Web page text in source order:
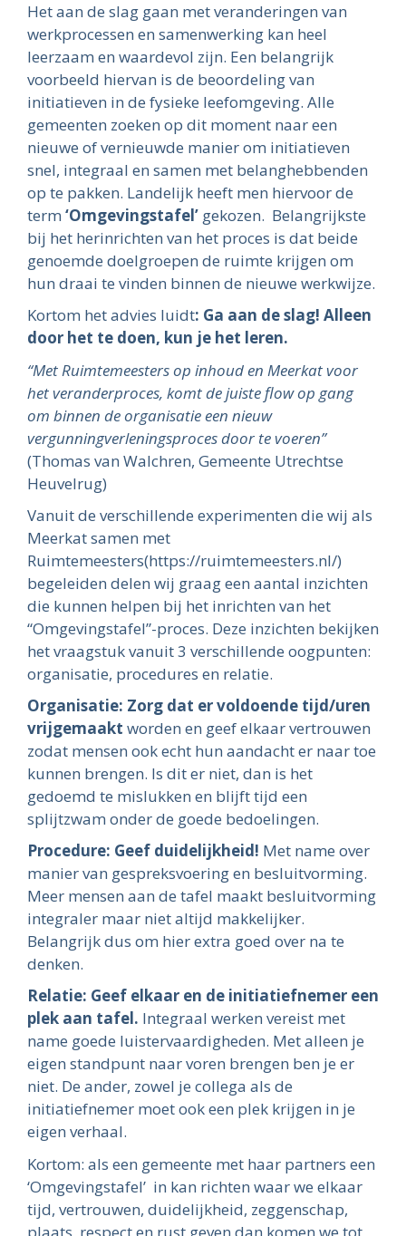
Het aan de slag gaan met veranderingen van
werkprocessen en samenwerking kan heel
leerzaam en waardevol zijn. Een belangrijk
voorbeeld hiervan is de beoordeling van
initiatieven in de fysieke leefomgeving. Alle
gemeenten zoeken op dit moment naar een
nieuwe of vernieuwde manier om initiatieven
snel, integraal en samen met belanghebbenden
op te pakken. Landelijk heeft men hiervoor de
term ‘Omgevingstafel’ gekozen. Belangrijkste
bij het herinrichten van het proces is dat beide
genoemde doelgroepen de ruimte krijgen om
hun draai te vinden binnen de nieuwe werkwijze.
Kortom het advies luidt: Ga aan de slag! Alleen
door het te doen, kun je het leren.
“Met Ruimtemeesters op inhoud en Meerkat voor
het veranderproces, komt de juiste flow op gang
om binnen de organisatie een nieuw
vergunningverleningsproces door te voeren”
(Thomas van Walchren, Gemeente Utrechtse
Heuvelrug)
Vanuit de verschillende experimenten die wij als
Meerkat samen met
Ruimtemeesters(https://ruimtemeesters.nl/)
begeleiden delen wij graag een aantal inzichten
die kunnen helpen bij het inrichten van het
“Omgevingstafel”-proces. Deze inzichten bekijken
het vraagstuk vanuit 3 verschillende oogpunten:
organisatie, procedures en relatie.
Organisatie: Zorg dat er voldoende tijd/uren
vrijgemaakt worden en geef elkaar vertrouwen
zodat mensen ook echt hun aandacht er naar toe
kunnen brengen. Is dit er niet, dan is het
gedoemd te mislukken en blijft tijd een
splijtzwam onder de goede bedoelingen.
Procedure: Geef duidelijkheid! Met name over
manier van gespreksvoering en besluitvorming.
Meer mensen aan de tafel maakt besluitvorming
integraler maar niet altijd makkelijker.
Belangrijk dus om hier extra goed over na te
denken.
Relatie: Geef elkaar en de initiatiefnemer een
plek aan tafel. Integraal werken vereist met
name goede luistervaardigheden. Met alleen je
eigen standpunt naar voren brengen ben je er
niet. De ander, zowel je collega als de
initiatiefnemer moet ook een plek krijgen in je
eigen verhaal.
Kortom: als een gemeente met haar partners een
‘Omgevingstafel’ in kan richten waar we elkaar
tijd, vertrouwen, duidelijkheid, zeggenschap,
plaats, respect en rust geven dan komen we tot